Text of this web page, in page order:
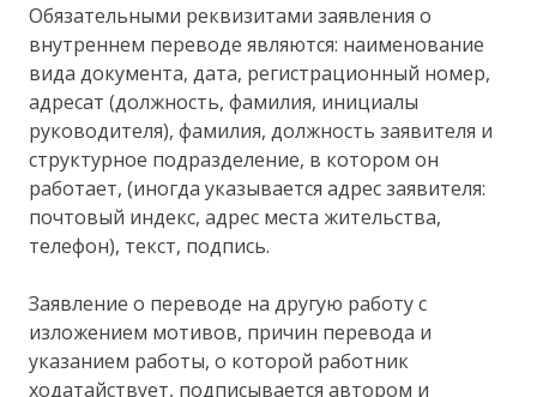
Обязательными реквизитами заявления о
внутреннем переводе являются: наименование
вида документа, дата, регистрационный номер,
адресат (должность, фамилия, инициалы
руководителя), фамилия, должность заявителя и
структурное подразделение, в котором он
работает, (иногда указывается адрес заявителя:
почтовый индекс, адрес места жительства,
телефон), текст, подпись.
Заявление о переводе на другую работу с
изложением мотивов, причин перевода и
указанием работы, о которой работник
ходатайствует, подписывается автором и